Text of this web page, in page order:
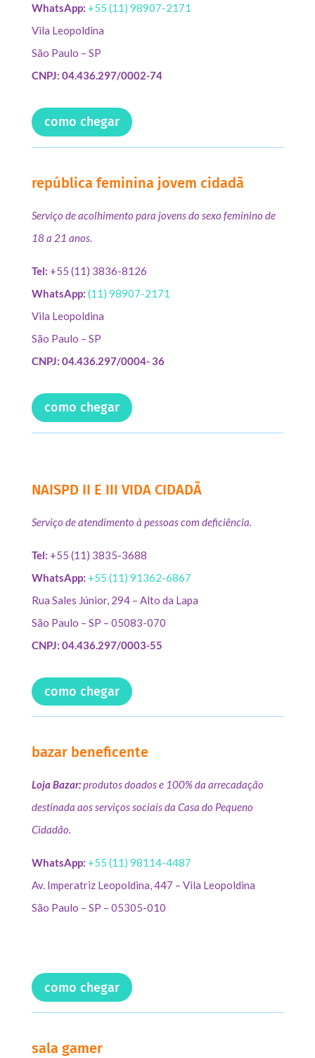
WhatsApp: +55 (11) 98907-2171
Vila Leopoldina
São Paulo – SP
CNPJ: 04.436.297/0002-74
como chegar
república feminina jovem cidadã
Serviço de acolhimento para jovens do sexo feminino de
18 a 21 anos.
Tel: +55 (11) 3836-8126
WhatsApp: (11) 98907-2171
Vila Leopoldina
São Paulo – SP
CNPJ: 04.436.297/0004- 36
como chegar
NAISPD II E III VIDA CIDADÃ
Serviço de atendimento à pessoas com deficiência.
Tel: +55 (11) 3835-3688
WhatsApp: +55 (11) 91362-6867
Rua Sales Júnior, 294 – Alto da Lapa
São Paulo – SP – 05083-070
CNPJ: 04.436.297/0003-55
como chegar
bazar beneficente
Loja Bazar:produtos doados e 100% da arrecadação
destinada aos serviços sociais da Casa do Pequeno
Cidadão.
WhatsApp: +55 (11) 98114-4487
Av. Imperatriz Leopoldina, 447 – Vila Leopoldina
São Paulo – SP – 05305-010
como chegar
sala gamer